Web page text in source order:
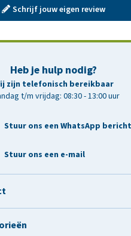
Schrijf jouw eigen review
Heb je hulp nodig?
zijn telefonisch bereikbaar
t/m vrijdag: 08:30 - 13:00 uur
Stuur ons een WhatsApp bericht
Stuur ons een e-mail